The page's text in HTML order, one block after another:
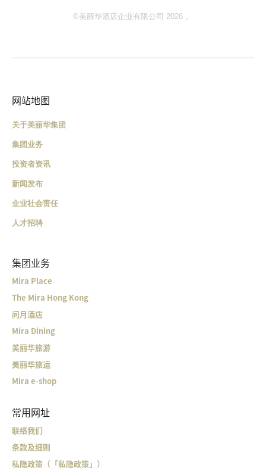
©美丽华酒店企业有限公司 2026 。
网站地图
关于美丽华集团
集团业务
投资者资讯
新闻发布
企业社会责任
人才招聘
集团业务
Mira Place
The Mira Hong Kong
问月酒店
Mira Dining
美丽华旅游
美丽华旅运
Mira e-shop
常用网址
联络我们
条款及细则
私隐政策（「私隐政策」）